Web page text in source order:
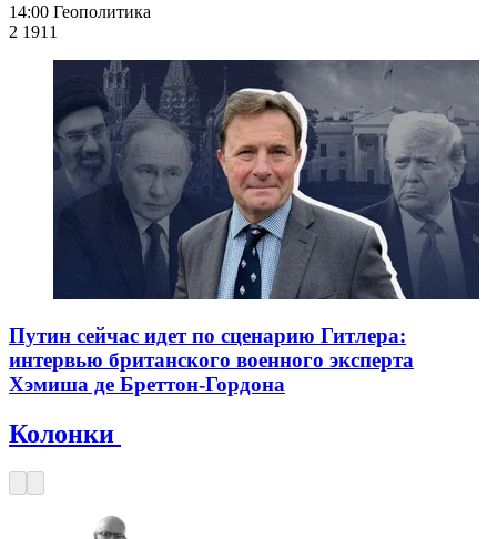
14:00 Геополитика
2 191 1
Путин сейчас идет по сценарию Гитлера:
интервью британского военного эксперта
Хэмиша де Бреттон-Гордона
Колонки